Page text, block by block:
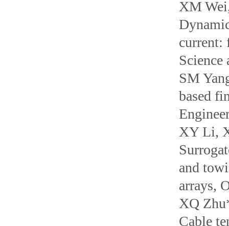
XM
current:
SM
based
XY Li,
and
arrays,
XQ
Cable